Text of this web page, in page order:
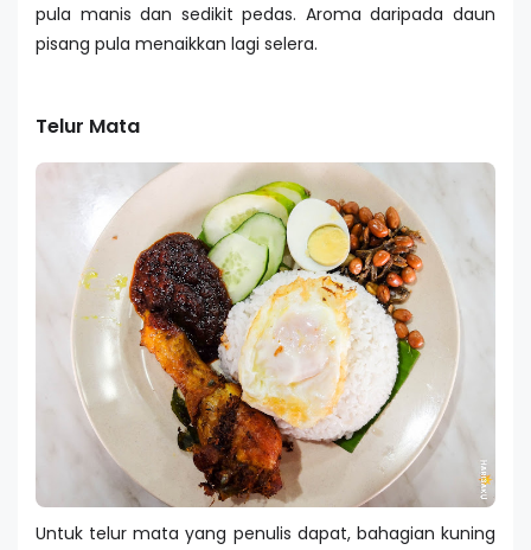
pula manis dan sedikit pedas. Aroma daripada daun
pisang pula menaikkan lagi selera.
Telur Mata
Untuk telur mata yang penulis dapat, bahagian kuning